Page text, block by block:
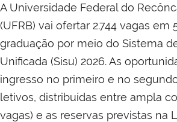
A Universidade Federal do
(UFRB) vai ofertar 2.744 vagas em
graduação por meio do Sistema
Unificada (Sisu) 2026. As
ingresso no primeiro e no
letivos, distribuídas entre ampla
vagas) e as reservas previstas na